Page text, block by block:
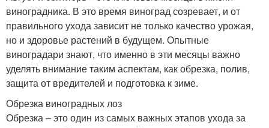
виноградника. В это время виноград созревает, и от
правильного ухода зависит не только качество урожая,
но и здоровье растений в будущем. Опытные
виноградари знают, что именно в эти месяцы важно
уделять внимание таким аспектам, как обрезка, полив,
защита от вредителей и подготовка к зиме.
Обрезка виноградных лоз
Обрезка – это один из самых важных этапов ухода за